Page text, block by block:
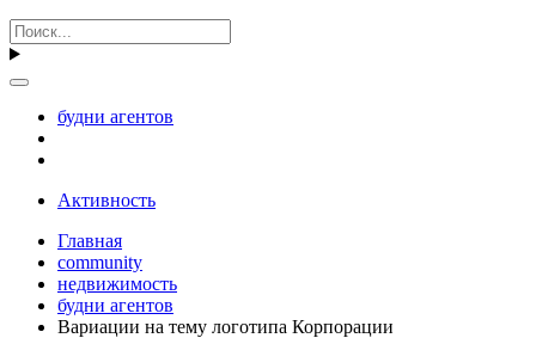
будни агентов
Активность
Главная
community
недвижимость
будни агентов
Вариации на тему логотипа Корпорации